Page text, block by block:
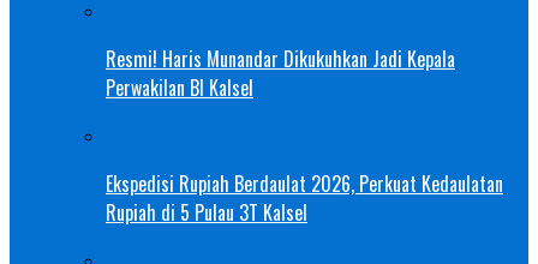
Resmi! Haris Munandar Dikukuhkan Jadi Kepala
Perwakilan BI Kalsel
Ekspedisi Rupiah Berdaulat 2026, Perkuat Kedaulatan
Rupiah di 5 Pulau 3T Kalsel